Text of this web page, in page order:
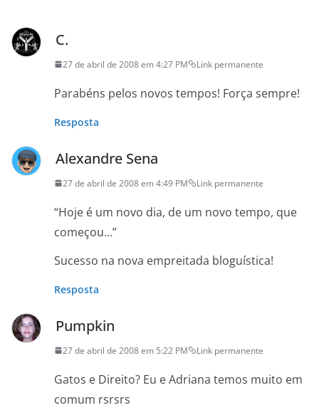
C.
27 de abril de 2008 em 4:27 PM Link permanente
Parabéns pelos novos tempos! Força sempre!
Resposta
Alexandre Sena
27 de abril de 2008 em 4:49 PM Link permanente
“Hoje é um novo dia, de um novo tempo, que
começou…”
Sucesso na nova empreitada bloguística!
Resposta
Pumpkin
27 de abril de 2008 em 5:22 PM Link permanente
Gatos e Direito? Eu e Adriana temos muito em
comum rsrsrs